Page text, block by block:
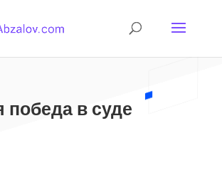
победа в суде